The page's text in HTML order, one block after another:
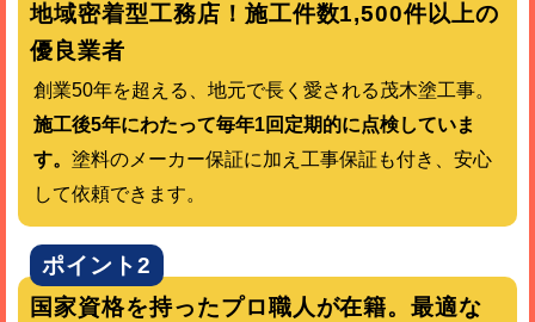
地域密着型工務店！施工件数1,500件以上の
優良業者
創業50年を超える、地元で長く愛される茂木塗工事。
施工後5年にわたって毎年1回定期的に点検していま
す。 塗料のメーカー保証に加え工事保証も付き、安心
して依頼できます。
ポイント2
国家資格を持ったプロ職人が在籍。最適な